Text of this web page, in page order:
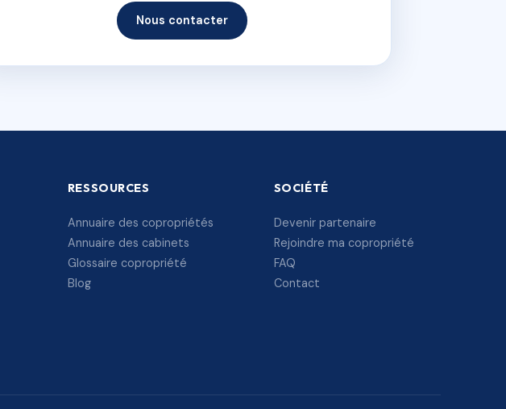
Nous contacter
RESSOURCES
Annuaire des copropriétés
Annuaire des cabinets
Glossaire copropriété
Blog
SOCIÉTÉ
Devenir partenaire
Rejoindre ma copropriété
FAQ
Contact